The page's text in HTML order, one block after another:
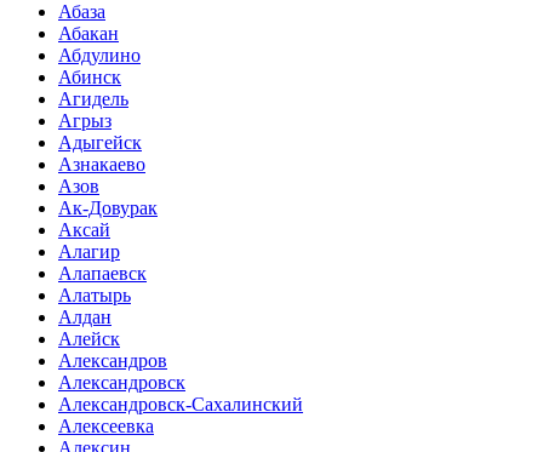
Абаза
Абакан
Абдулино
Абинск
Агидель
Агрыз
Адыгейск
Азнакаево
Азов
Ак-Довурак
Аксай
Алагир
Алапаевск
Алатырь
Алдан
Алейск
Александров
Александровск
Александровск-Сахалинский
Алексеевка
Алексин